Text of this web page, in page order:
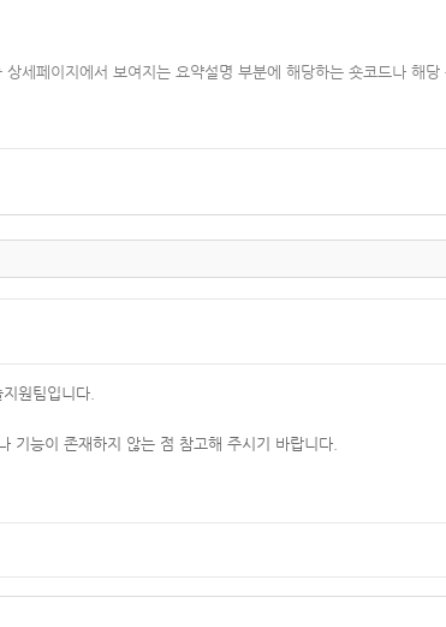
상세페이지에서 보여지는 요약설명 부분에 해당하는 숏코드나 해
원팀입니다.
기능이 존재하지 않는 점 참고해 주시기 바랍니다.